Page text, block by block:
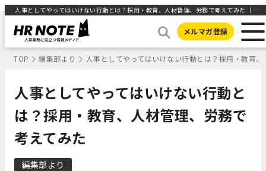
人事としてやってはいけない行動とは？採用・教育、人材管理、労務で考えてみた ｜HR NOTE
メルマガ登録
TOP 編集部より 人事としてやってはいけない行動とは？採用・教育
人事としてやってはいけない行動と
は？採用・教育、人材管理、労務で
考えてみた
編集部より